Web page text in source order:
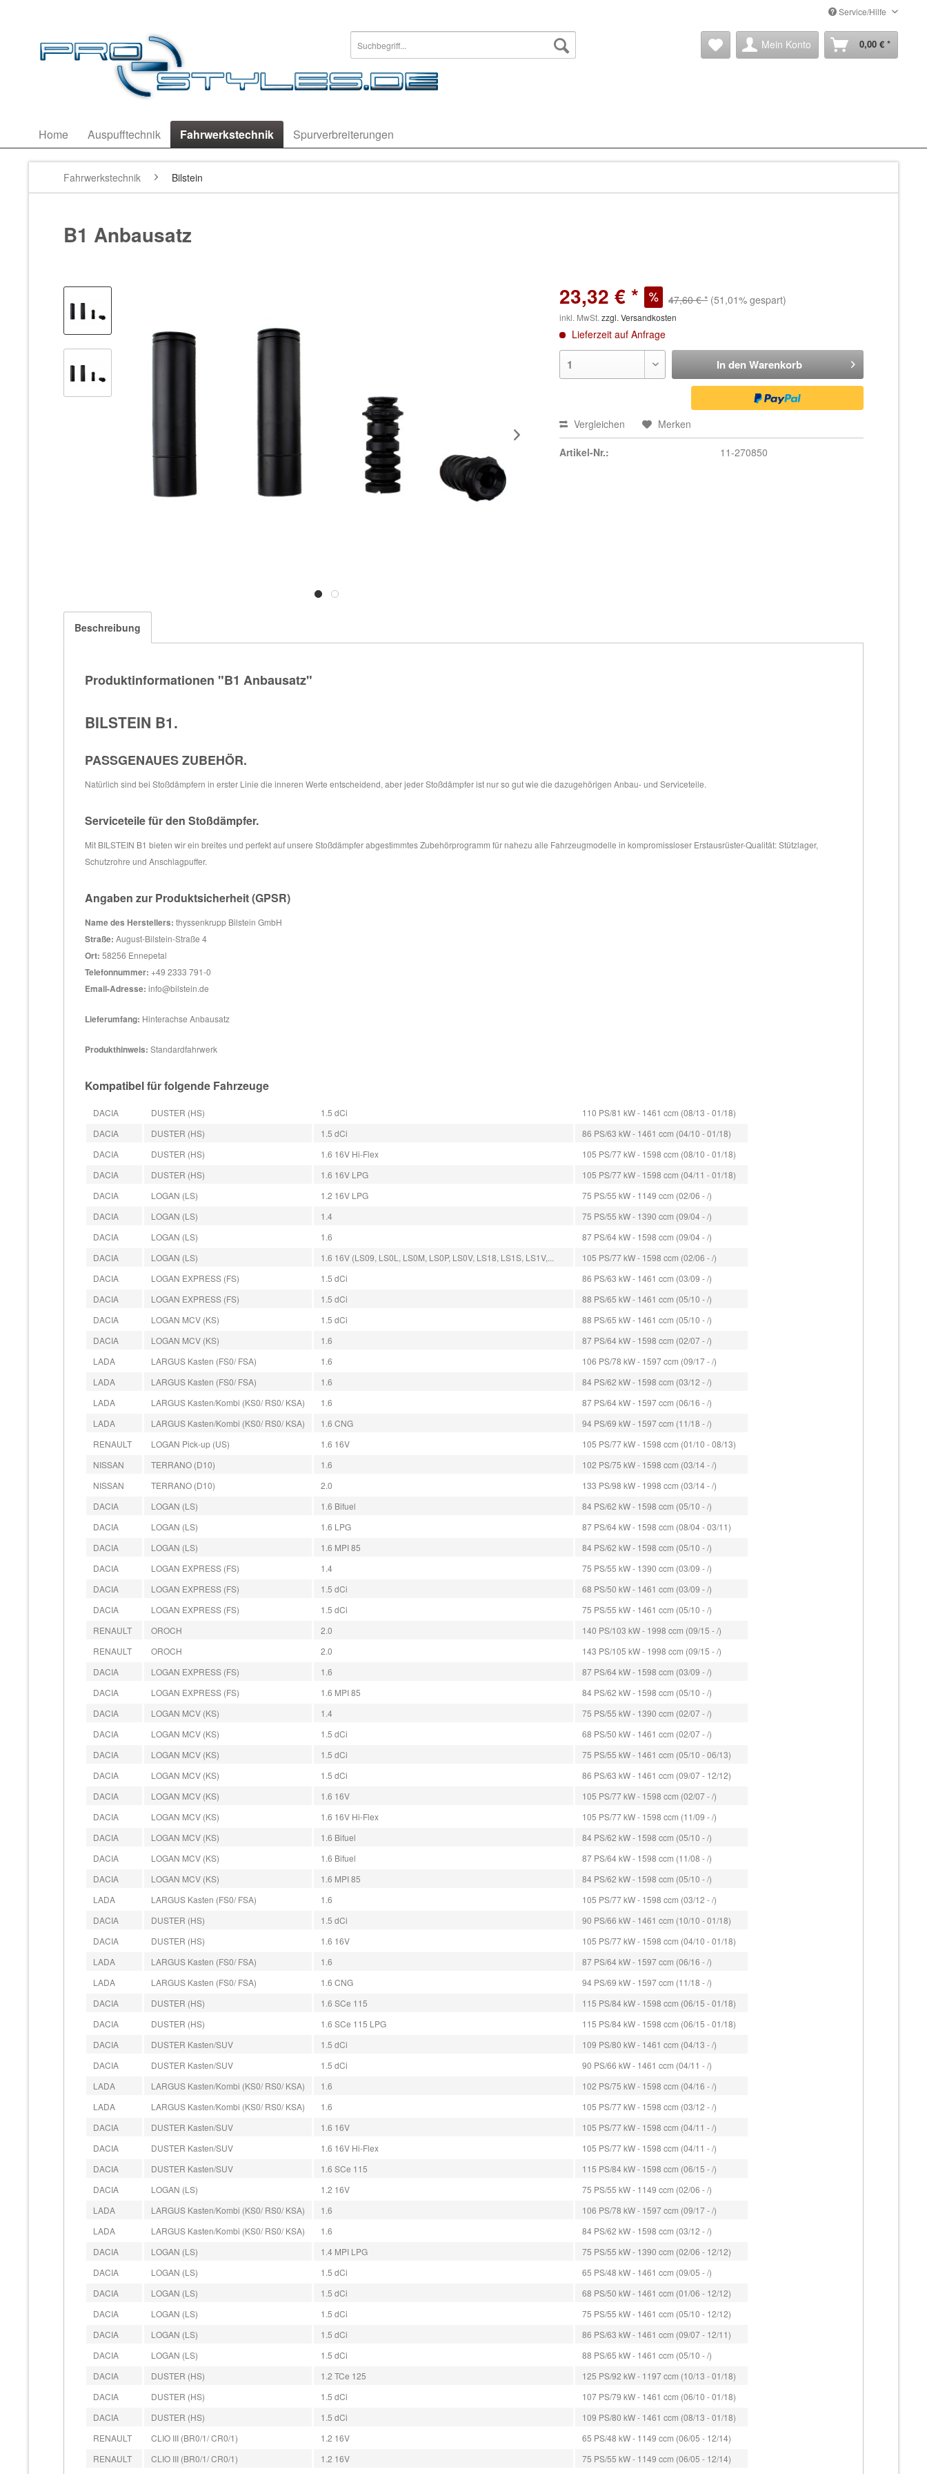
Service/Hilfe
Mein Konto 0,00 € *
Home Auspufftechnik Fahrwerkstechnik Spurverbreiterungen
Fahrwerkstechnik Bilstein
B1 Anbausatz
23,32 € * 47,60 € * (51,01% gespart)
inkl. MwSt.zzgl. Versandkosten
Lieferzeit auf Anfrage
In den Warenkorb
Vergleichen Merken
Artikel-Nr.: 11-270850
Beschreibung
Produktinformationen "B1 Anbausatz"
BILSTEIN B1.
PASSGENAUES ZUBEHÖR.
Natürlich sind bei Stoßdämpfern in erster Linie die inneren Werte entscheidend, aber jeder Stoßdämpfer ist nur so gut wie die dazugehörigen Anbau- und Serviceteile.
Serviceteile für den Stoßdämpfer.
Mit BILSTEIN B1 bieten wir ein breites und perfekt auf unsere Stoßdämpfer abgestimmtes Zubehörprogramm für nahezu alle Fahrzeugmodelle in kompromissloser Erstausrüster-Qualität: Stützlager,
Schutzrohre und Anschlagpuffer.
Angaben zur Produktsicherheit (GPSR)
Name des Herstellers: thyssenkrupp Bilstein GmbH
Straße: August-Bilstein-Straße 4
Ort: 58256 Ennepetal
Telefonnummer: +49 2333 791-0
Email-Adresse: info@bilstein.de
Lieferumfang: Hinterachse Anbausatz
Produkthinweis: Standardfahrwerk
Kompatibel für folgende Fahrzeuge
DACIA DUSTER (HS) 1.5 dCi
110 PS/81 kW - 1461 ccm (08/13 - 01/18)
DACIA
DUSTER (HS) 1.5 dCi
86 PS/63 kW - 1461 ccm (04/10 - 01/18)
DACIA
DUSTER (HS) 1.6 16V Hi-Flex
105 PS/77 kW - 1598 ccm (08/10 - 01/18)
DACIA
DUSTER (HS) 1.6 16V LPG
105 PS/77 kW - 1598 ccm (04/11 - 01/18)
DACIA
LOGAN (LS) 1.2 16V LPG
75 PS/55 kW - 1149 ccm (02/06 - /)
DACIA
LOGAN (LS) 1.4
75 PS/55 kW - 1390 ccm (09/04 - /)
DACIA
LOGAN (LS) 1.6
87 PS/64 kW - 1598 ccm (09/04 - /)
DACIA
LOGAN (LS) 1.6 16V (LS09, LS0L, LS0M, LS0P, LS0V, LS18, LS1S, LS1V,...
105 PS/77 kW - 1598 ccm (02/06 - /)
DACIA
LOGAN EXPRESS (FS) 1.5 dCi
86 PS/63 kW - 1461 ccm (03/09 - /)
DACIA
LOGAN EXPRESS (FS) 1.5 dCi
88 PS/65 kW - 1461 ccm (05/10 - /)
DACIA
LOGAN MCV (KS) 1.5 dCi
88 PS/65 kW - 1461 ccm (05/10 - /)
DACIA
LOGAN MCV (KS) 1.6
87 PS/64 kW - 1598 ccm (02/07 - /)
LADA
LARGUS Kasten (FS0/ FSA) 1.6
106 PS/78 kW - 1597 ccm (09/17 - /)
LADA
LARGUS Kasten (FS0/ FSA) 1.6
84 PS/62 kW - 1598 ccm (03/12 - /)
LADA
LARGUS Kasten/Kombi (KS0/ RS0/ KSA) 1.6
87 PS/64 kW - 1597 ccm (06/16 - /)
LADA
LARGUS Kasten/Kombi (KS0/ RS0/ KSA) 1.6 CNG
94 PS/69 kW - 1597 ccm (11/18 - /)
RENAULT
LOGAN Pick-up (US) 1.6 16V
105 PS/77 kW - 1598 ccm (01/10 - 08/13)
NISSAN
TERRANO (D10) 1.6
102 PS/75 kW - 1598 ccm (03/14 - /)
NISSAN
TERRANO (D10) 2.0
133 PS/98 kW - 1998 ccm (03/14 - /)
DACIA
LOGAN (LS) 1.6 Bifuel
84 PS/62 kW - 1598 ccm (05/10 - /)
DACIA
LOGAN (LS) 1.6 LPG
87 PS/64 kW - 1598 ccm (08/04 - 03/11)
DACIA
LOGAN (LS) 1.6 MPI 85
84 PS/62 kW - 1598 ccm (05/10 - /)
DACIA
LOGAN EXPRESS (FS) 1.4
75 PS/55 kW - 1390 ccm (03/09 - /)
DACIA
LOGAN EXPRESS (FS) 1.5 dCi
68 PS/50 kW - 1461 ccm (03/09 - /)
DACIA
LOGAN EXPRESS (FS) 1.5 dCi
75 PS/55 kW - 1461 ccm (05/10 - /)
RENAULT
OROCH 2.0
140 PS/103 kW - 1998 ccm (09/15 - /)
RENAULT
OROCH 2.0
143 PS/105 kW - 1998 ccm (09/15 - /)
DACIA
LOGAN EXPRESS (FS) 1.6
87 PS/64 kW - 1598 ccm (03/09 - /)
DACIA
LOGAN EXPRESS (FS) 1.6 MPI 85
84 PS/62 kW - 1598 ccm (05/10 - /)
DACIA
LOGAN MCV (KS) 1.4
75 PS/55 kW - 1390 ccm (02/07 - /)
DACIA
LOGAN MCV (KS) 1.5 dCi
68 PS/50 kW - 1461 ccm (02/07 - /)
DACIA
LOGAN MCV (KS) 1.5 dCi
75 PS/55 kW - 1461 ccm (05/10 - 06/13)
DACIA
LOGAN MCV (KS) 1.5 dCi
86 PS/63 kW - 1461 ccm (09/07 - 12/12)
DACIA
LOGAN MCV (KS) 1.6 16V
105 PS/77 kW - 1598 ccm (02/07 - /)
DACIA
LOGAN MCV (KS) 1.6 16V Hi-Flex
105 PS/77 kW - 1598 ccm (11/09 - /)
DACIA
LOGAN MCV (KS) 1.6 Bifuel
84 PS/62 kW - 1598 ccm (05/10 - /)
DACIA
LOGAN MCV (KS) 1.6 Bifuel
87 PS/64 kW - 1598 ccm (11/08 - /)
DACIA
LOGAN MCV (KS) 1.6 MPI 85
84 PS/62 kW - 1598 ccm (05/10 - /)
LADA
LARGUS Kasten (FS0/ FSA) 1.6
105 PS/77 kW - 1598 ccm (03/12 - /)
DACIA
DUSTER (HS) 1.5 dCi
90 PS/66 kW - 1461 ccm (10/10 - 01/18)
DACIA
DUSTER (HS) 1.6 16V
105 PS/77 kW - 1598 ccm (04/10 - 01/18)
LADA
LARGUS Kasten (FS0/ FSA) 1.6
87 PS/64 kW - 1597 ccm (06/16 - /)
LADA
LARGUS Kasten (FS0/ FSA) 1.6 CNG
94 PS/69 kW - 1597 ccm (11/18 - /)
DACIA
DUSTER (HS) 1.6 SCe 115
115 PS/84 kW - 1598 ccm (06/15 - 01/18)
DACIA
DUSTER (HS) 1.6 SCe 115 LPG
115 PS/84 kW - 1598 ccm (06/15 - 01/18)
DACIA
DUSTER Kasten/SUV 1.5 dCi
109 PS/80 kW - 1461 ccm (04/13 - /)
DACIA
DUSTER Kasten/SUV 1.5 dCi
90 PS/66 kW - 1461 ccm (04/11 - /)
LADA
LARGUS Kasten/Kombi (KS0/ RS0/ KSA) 1.6
102 PS/75 kW - 1598 ccm (04/16 - /)
LADA
LARGUS Kasten/Kombi (KS0/ RS0/ KSA) 1.6
105 PS/77 kW - 1598 ccm (03/12 - /)
DACIA
DUSTER Kasten/SUV 1.6 16V
105 PS/77 kW - 1598 ccm (04/11 - /)
DACIA
DUSTER Kasten/SUV 1.6 16V Hi-Flex
105 PS/77 kW - 1598 ccm (04/11 - /)
DACIA
DUSTER Kasten/SUV 1.6 SCe 115
115 PS/84 kW - 1598 ccm (06/15 - /)
DACIA
LOGAN (LS) 1.2 16V
75 PS/55 kW - 1149 ccm (02/06 - /)
LADA
LARGUS Kasten/Kombi (KS0/ RS0/ KSA) 1.6
106 PS/78 kW - 1597 ccm (09/17 - /)
LADA
LARGUS Kasten/Kombi (KS0/ RS0/ KSA) 1.6
84 PS/62 kW - 1598 ccm (03/12 - /)
DACIA
LOGAN (LS) 1.4 MPI LPG
75 PS/55 kW - 1390 ccm (02/06 - 12/12)
DACIA
LOGAN (LS) 1.5 dCi
65 PS/48 kW - 1461 ccm (09/05 - /)
DACIA
LOGAN (LS) 1.5 dCi
68 PS/50 kW - 1461 ccm (01/06 - 12/12)
DACIA
LOGAN (LS) 1.5 dCi
75 PS/55 kW - 1461 ccm (05/10 - 12/12)
DACIA
LOGAN (LS) 1.5 dCi
86 PS/63 kW - 1461 ccm (09/07 - 12/11)
DACIA
LOGAN (LS) 1.5 dCi
88 PS/65 kW - 1461 ccm (05/10 - /)
DACIA
DUSTER (HS) 1.2 TCe 125
125 PS/92 kW - 1197 ccm (10/13 - 01/18)
DACIA
DUSTER (HS) 1.5 dCi
107 PS/79 kW - 1461 ccm (06/10 - 01/18)
DACIA
DUSTER (HS) 1.5 dCi
109 PS/80 kW - 1461 ccm (08/13 - 01/18)
RENAULT
CLIO III (BR0/1/ CR0/1) 1.2 16V
65 PS/48 kW - 1149 ccm (06/05 - 12/14)
RENAULT
CLIO III (BR0/1/ CR0/1) 1.2 16V
75 PS/55 kW - 1149 ccm (06/05 - 12/14)